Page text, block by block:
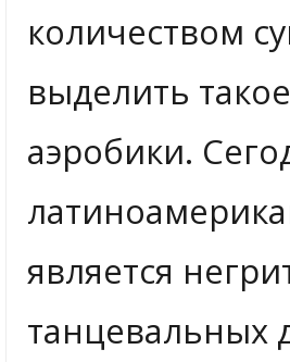
количеством
выделить
аэробики.
является
танцевальных